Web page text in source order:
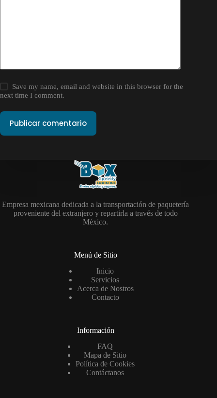
Save my name, email and website in this browser for the
next time I comment.
Publicar comentario
Empresa mexicana dedicada a la transportación de paquetería
proveniente del extranjero y repartirla a través de todo
México.
Menú de Sitio
Inicio
Servicios
Acerca de Nostros
Contacto
Información
FAQ
Mapa de Sitio
Política de Cookies
Contáctanos